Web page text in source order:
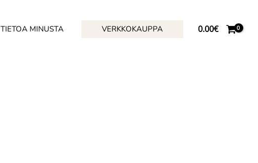
TIETOA MINUSTA VERKKOKAUPPA 0.00€